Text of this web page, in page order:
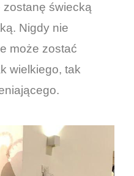
zostanę świecką
Nigdy nie
może zostać
wielkiego, tak